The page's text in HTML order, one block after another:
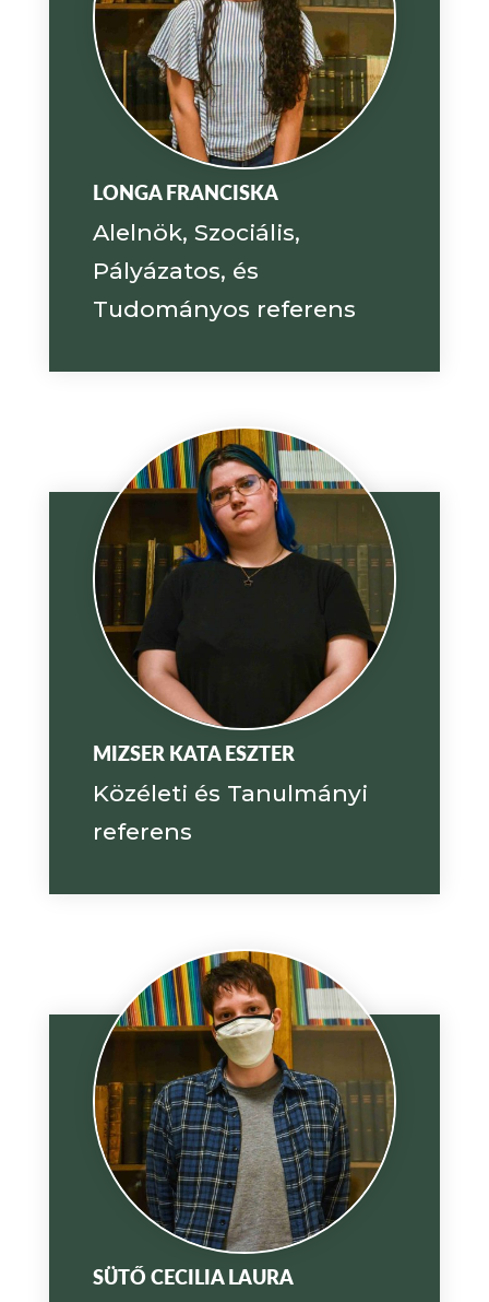
LONGA FRANCISKA
Alelnök, Szociális,
Pályázatos, és
Tudományos referens
MIZSER KATA ESZTER
Közéleti és Tanulmányi
referens
SÜTŐ CECILIA LAURA